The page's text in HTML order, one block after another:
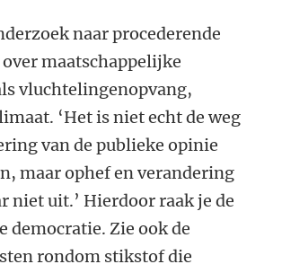
naar procederende
maatschappelijke
vluchtelingenopvang,
‘Het is niet echt de weg
van de publieke opinie
maar ophef en verandering
niet uit.’ Hierdoor raak je de
democratie. Zie ook de
rondom stikstof die